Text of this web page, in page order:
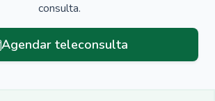
consulta.
Agendar teleconsulta